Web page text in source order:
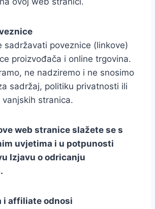
sadržavati poveznice (linkove)
proizvođača i online trgovina.
ne nadziremo i ne snosimo
sadržaj, politiku privatnosti ili
stranica.
web stranice slažete se s
uvjetima i u potpunosti
Izjavu o odricanju
i affiliate odnosi